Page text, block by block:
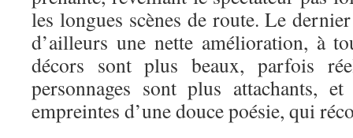
les longues scènes de route. Le
d’ailleurs une nette amélioration, à
décors sont plus beaux, parfois
personnages sont plus attachants,
empreintes d’une douce poésie, qui